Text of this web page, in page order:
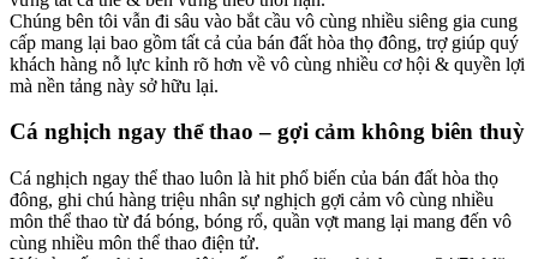
Chúng bên tôi vẫn đi sâu vào bắt cầu vô cùng nhiều siêng gia cung
cấp mang lại bao gồm tất cả của bán đất hòa thọ đông, trợ giúp quý
khách hàng nỗ lực kỉnh rõ hơn về vô cùng nhiều cơ hội & quyền lợi
mà nền tảng này sở hữu lại.
Cá nghịch ngay thể thao – gợi cảm không biên thuỳ
Cá nghịch ngay thể thao luôn là hit phổ biến của bán đất hòa thọ
đông, ghi chú hàng triệu nhân sự nghịch gợi cảm vô cùng nhiều
môn thể thao từ đá bóng, bóng rổ, quần vợt mang lại mang đến vô
cùng nhiều môn thể thao điện tử.